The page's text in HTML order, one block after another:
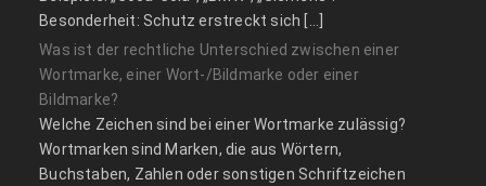
Besonderheit: Schutz erstreckt sich […]
Was ist der rechtliche Unterschied zwischen einer
Wortmarke, einer Wort-/Bildmarke oder einer
Bildmarke?
Welche Zeichen sind bei einer Wortmarke zulässig?
Wortmarken sind Marken, die aus Wörtern,
Buchstaben, Zahlen oder sonstigen Schriftzeichen